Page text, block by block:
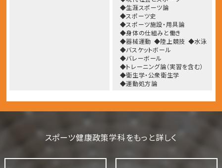
◆生涯スポーツ論
◆スポーツ史
◆スポーツ施設・用具論
◆身体の仕組みと働き
◆器械運動 ◆陸上競技 ◆水泳
◆バスケットボール
◆バレーボール
◆トレーニング論（実習を含む）
◆衛生学・公衆衛生学
◆運動処方論
スポーツ健康政策学科をもっと詳しく